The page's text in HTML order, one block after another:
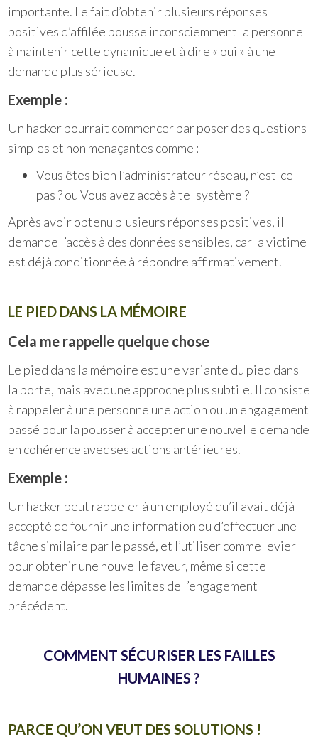
importante. Le fait d’obtenir plusieurs réponses
positives d’affilée pousse inconsciemment la personne
à maintenir cette dynamique et à dire « oui » à une
demande plus sérieuse.
Exemple :
Un hacker pourrait commencer par poser des questions
simples et non menaçantes comme :
Vous êtes bien l’administrateur réseau, n’est-ce
pas ? ou Vous avez accès à tel système ?
Après avoir obtenu plusieurs réponses positives, il
demande l’accès à des données sensibles, car la victime
est déjà conditionnée à répondre affirmativement.
LE PIED DANS LA MÉMOIRE
Cela me rappelle quelque chose
Le pied dans la mémoire est une variante du pied dans
la porte, mais avec une approche plus subtile. Il consiste
à rappeler à une personne une action ou un engagement
passé pour la pousser à accepter une nouvelle demande
en cohérence avec ses actions antérieures.
Exemple :
Un hacker peut rappeler à un employé qu’il avait déjà
accepté de fournir une information ou d’effectuer une
tâche similaire par le passé, et l’utiliser comme levier
pour obtenir une nouvelle faveur, même si cette
demande dépasse les limites de l’engagement
précédent.
COMMENT SÉCURISER LES FAILLES
HUMAINES ?
PARCE QU’ON VEUT DES SOLUTIONS !